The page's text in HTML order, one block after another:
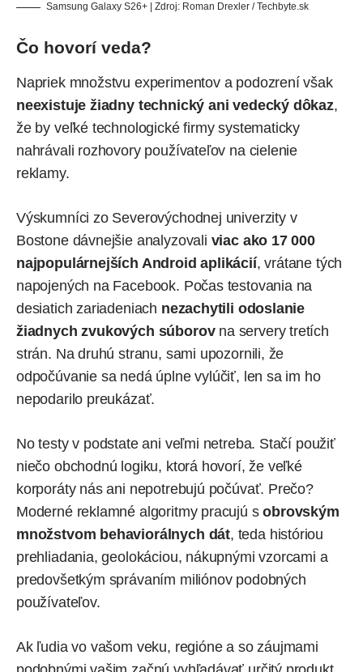
Samsung Galaxy S26+ | Zdroj: Roman Drexler / Techbyte.sk
Čo hovorí veda?
Napriek množstvu experimentov a podozrení však
neexistuje žiadny technický ani vedecký dôkaz,
že by veľké technologické firmy systematicky
nahrávali rozhovory používateľov na cielenie
reklamy.
Výskumníci zo Severovýchodnej univerzity v
Bostone dávnejšie analyzovali viac ako 17 000
najpopulárnejších Android aplikácií, vrátane tých
napojených na Facebook. Počas testovania na
desiatich zariadeniach nezachytili odoslanie
žiadnych zvukových súborovna servery tretích
strán. Na druhú stranu, sami upozornili, že
odpočúvanie sa nedá úplne vylúčiť, len sa im ho
nepodarilo preukázať.
No testy v podstate ani veľmi netreba. Stačí použiť
niečo obchodnú logiku, ktorá hovorí, že veľké
korporáty nás ani nepotrebujú počúvať. Prečo?
Moderné reklamné algoritmy pracujú sobrovským
množstvom behaviorálnych dát, teda históriou
prehliadania, geolokáciou, nákupnými vzorcami a
predovšetkým správaním miliónov podobných
používateľov.
Ak ľudia vo vašom veku, regióne a so záujmami